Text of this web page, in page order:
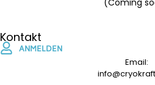
Kontakt
ANMELDEN
Email: